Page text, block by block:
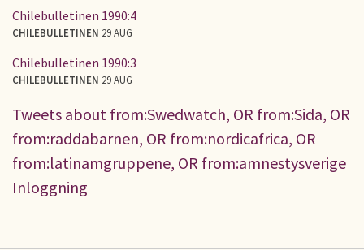
Chilebulletinen 1990:4
CHILEBULLETINEN 29 AUG
Chilebulletinen 1990:3
CHILEBULLETINEN 29 AUG
Tweets about from:Swedwatch, OR from:Sida, OR
from:raddabarnen, OR from:nordicafrica, OR
from:latinamgruppene, OR from:amnestysverige
Inloggning